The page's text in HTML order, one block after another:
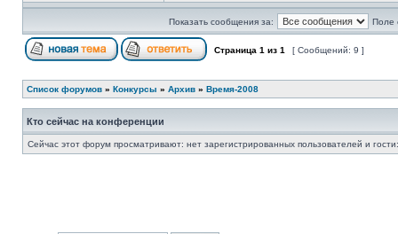
Показать сообщения за: Поле
Страница 1 из 1 [ Сообщений: 9 ]
Список форумов » Конкурсы » Архив » Время-2008
Кто сейчас на конференции
Сейчас этот форум просматривают: нет зарегистрированных пользователей и